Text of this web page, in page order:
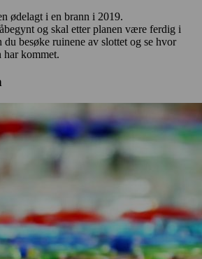
ødelagt i en brann i 2019.
og skal etter planen være ferdig i
besøke ruinene av slottet og se hvor
har kommet.